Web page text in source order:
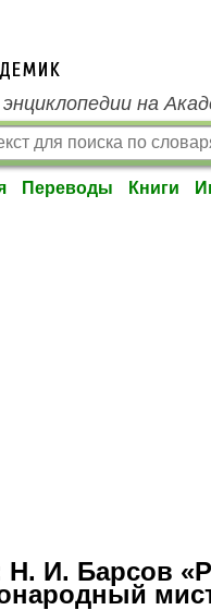
на
Переводы Книги
Н. И. Барсов